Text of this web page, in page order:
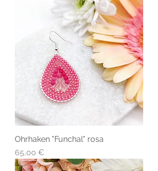
Ohrhaken "Funchal" rosa
Preis
65,00 €